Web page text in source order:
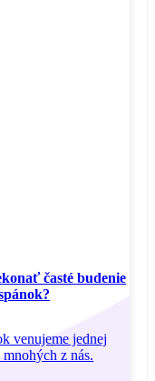
časté budenie
venujeme jednej
z nás.